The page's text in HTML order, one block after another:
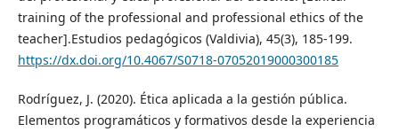
training of the professional and professional ethics of the
teacher].Estudios pedagógicos (Valdivia), 45(3), 185-199.
https://dx.doi.org/10.4067/S0718-07052019000300185
Rodríguez, J. (2020). Ética aplicada a la gestión pública.
Elementos programáticos y formativos desde la experiencia